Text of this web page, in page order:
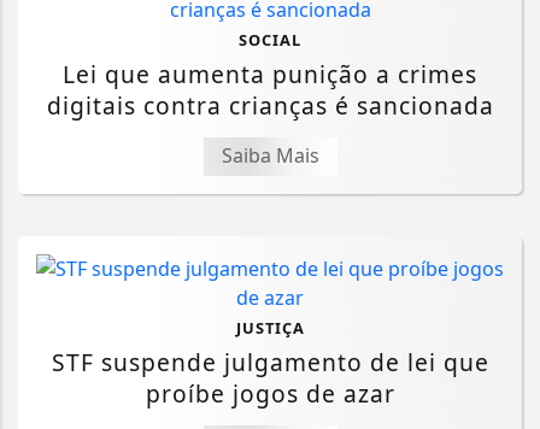
SOCIAL
Lei que aumenta punição a crimes
digitais contra crianças é sancionada
Saiba Mais
JUSTIÇA
STF suspende julgamento de lei que
proíbe jogos de azar